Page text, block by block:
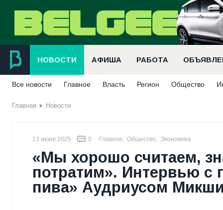
НОВОСТИ АФИША РАБОТА
Все новости Главное Власть Регион Общество
Главная Новости
13 июня 2025 0 Главное, Общество, Экономика
«Мы хорошо считаем,
потратим». Интервью с
пива» Аудриусом